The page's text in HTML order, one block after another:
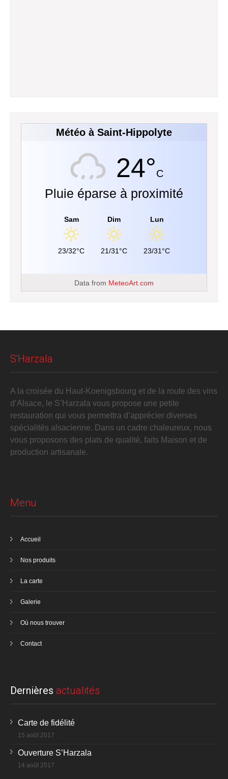
Météo à Saint-Hippolyte
24°C
Pluie éparse à proximité
Sam
23/32°C
Dim
21/31°C
Lun
23/31°C
Data from MeteoArt.com
S'Harzala
A la croisée du Haut-Koenigsbourg et de la route des vins
d’Alsace, le S’Harzala vous propose une petite
restauration qui vous permettra d’apprécier diverses
spécialités alsacienne. Dans un cadre chaleureux, nous
vous proposons des plats de qualité, faits Maison et de
production artisanale.
Menu
Accueil
Nos produits
La carte
Galerie
Où nous trouver
Contact
Dernières actualités
Carte de fidélité
15 août 2017
Ouverture S’Harzala
14 août 2017